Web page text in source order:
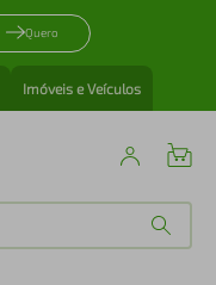
Quero
Imóveis e Veículos